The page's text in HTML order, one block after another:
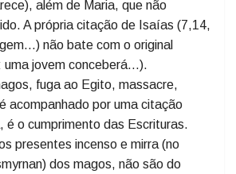
a José, filho de Jacó. Na
aparecem quatro mulheres de
Tamar, Raabe, Rute, Bet-Sabá
além de Maria, que não
A própria citação de Isaías (7,14,
não bate com o original
uma jovem conceberá...).
fuga ao Egito, massacre,
acompanhado por uma citação